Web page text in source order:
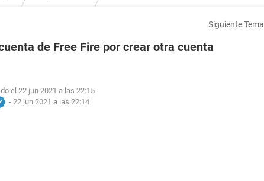
Siguiente Tema
de Free Fire por crear otra cuenta
el 22 jun 2021 a las 22:15
- 22 jun 2021 a las 22:14